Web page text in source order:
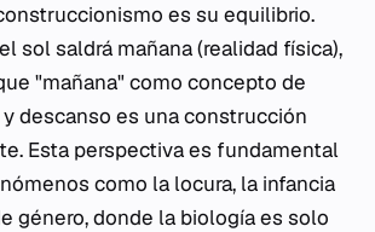
es su equilibrio.
sol saldrá mañana (realidad física),
"mañana" como concepto de
descanso es una construcción
Esta perspectiva es fundamental
como la locura, la infancia
género, donde la biología es solo